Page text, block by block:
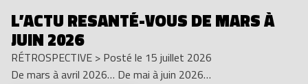
L’ACTU RESANTÉ-VOUS DE MARS À
JUIN 2026
RÉTROSPECTIVE > Posté le 15 juillet 2026
De mars à avril 2026… De mai à juin 2026…